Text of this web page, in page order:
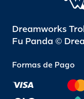
Dreamworks
Fu Panda ©
Formas de Pago